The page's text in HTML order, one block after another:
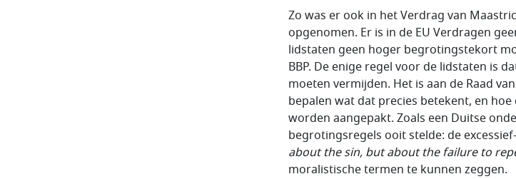
Zo was er ook in het Verdrag van
opgenomen. Er is in de EU Verdragen
lidstaten geen hoger begrotingstekort
BBP. De enige regel voor de lidstaten is
moeten vermijden. Het is aan de Raad
bepalen wat dat precies betekent, en
worden aangepakt. Zoals een Duitse
begrotingsregels ooit stelde: de
about the sin, but about the failure to
moralistische termen te kunnen zeggen.